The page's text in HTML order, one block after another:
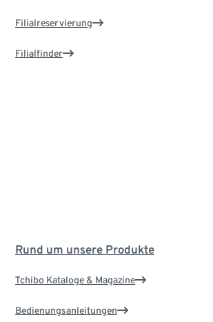
Filialreservierung
Filialfinder
Rund um unsere Produkte
Tchibo Kataloge & Magazine
Bedienungsanleitungen